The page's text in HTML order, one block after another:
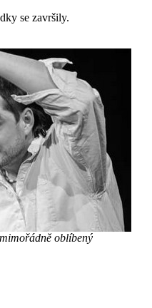
se završily.
oblíbený